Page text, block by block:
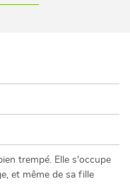
à tout moment en
trempé. Elle s'occupe
et même de sa fille